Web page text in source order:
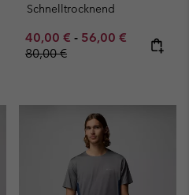
price:
Schnelltrocknend
Minimum sale price:
40,00 € - Maximum sale
56,00 € Regular
80,00 €